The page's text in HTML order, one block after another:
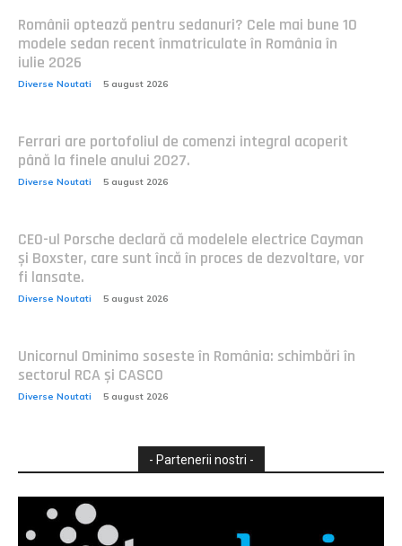
Românii optează pentru sedanuri? Cele mai bune 10
modele sedan recent înmatriculate în România în
iulie 2026
Diverse Noutati 5 august 2026
Ferrari are portofoliul de comenzi integral acoperit
până la finele anului 2027.
Diverse Noutati 5 august 2026
CEO-ul Porsche declară că modelele electrice Cayman
și Boxster, care sunt încă în proces de dezvoltare, vor
fi lansate.
Diverse Noutati 5 august 2026
Unicornul Ominimo soseste în România: schimbări în
sectorul RCA și CASCO
Diverse Noutati 5 august 2026
- Partenerii nostri -